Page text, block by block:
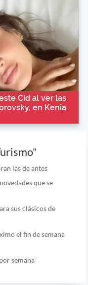
Cid al ver las
en Kenia
las de antes
que se
sus clásicos de
el fin de semana
semana